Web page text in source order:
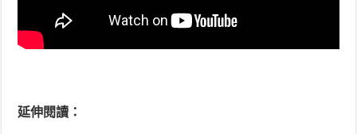
延伸閱讀：